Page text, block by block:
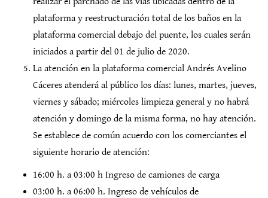
plataforma y reestructuración total de los baños en la
plataforma comercial debajo del puente, los cuales serán
iniciados a partir del 01 de julio de 2020.
La atención en la plataforma comercial Andrés Avelino
Cáceres atenderá al público los días: lunes, martes, jueves,
viernes y sábado; miércoles limpieza general y no habrá
atención y domingo de la misma forma, no hay atención.
Se establece de común acuerdo con los comerciantes el
siguiente horario de atención:
16:00 h. a 03:00 h Ingreso de camiones de carga
03:00 h. a 06:00 h. Ingreso de vehículos de